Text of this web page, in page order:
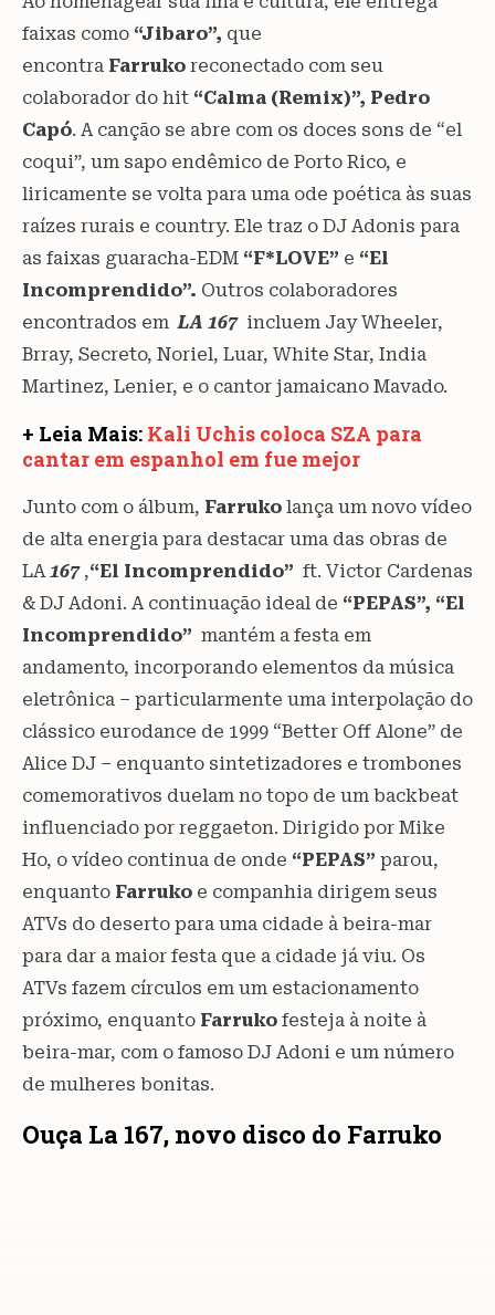
faixas como “Jibaro”, que
encontra Farruko reconectado com seu
colaborador do hit “Calma (Remix)”, Pedro
Capó. A canção se abre com os doces sons de “el
coqui”, um sapo endêmico de Porto Rico, e
liricamente se volta para uma ode poética às suas
raízes rurais e country. Ele traz o DJ Adonis para
as faixas guaracha-EDM “F*LOVE” e “El
Incomprendido”. Outros colaboradores
encontrados emLA 167incluem Jay Wheeler,
Brray, Secreto, Noriel, Luar, White Star, India
Martinez, Lenier, e o cantor jamaicano Mavado.
+ Leia Mais: Kali Uchis coloca SZA para
cantar em espanhol em fue mejor
Junto com o álbum, Farruko lança um novo vídeo
de alta energia para destacar uma das obras de
LA167,“El Incomprendido” ft. Victor Cardenas
& DJ Adoni. A continuação ideal de “PEPAS”, “El
Incomprendido” mantém a festa em
andamento, incorporando elementos da música
eletrônica – particularmente uma interpolação do
clássico eurodance de 1999 “Better Off Alone” de
Alice DJ – enquanto sintetizadores e trombones
comemorativos duelam no topo de um backbeat
influenciado por reggaeton. Dirigido por Mike
Ho, o vídeo continua de onde “PEPAS” parou,
enquanto Farruko e companhia dirigem seus
ATVs do deserto para uma cidade à beira-mar
para dar a maior festa que a cidade já viu. Os
ATVs fazem círculos em um estacionamento
próximo, enquanto Farruko festeja à noite à
beira-mar, com o famoso DJ Adoni e um número
de mulheres bonitas.
Ouça La 167, novo disco do Farruko